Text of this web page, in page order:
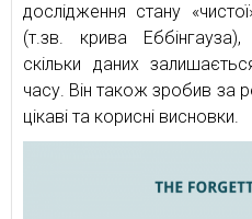
дослідження стану
(т.зв. крива
скільки даних
часу. Він також зробив за
цікаві та корисні висновки.